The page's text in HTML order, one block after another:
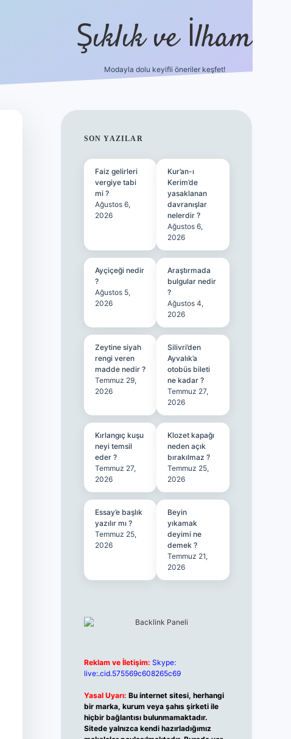
Şıklık ve İlham
Modayla dolu keyifli öneriler keşfet!
SIDEBAR
SON YAZILAR
Faiz gelirleri
vergiye tabi
mi ?
Ağustos 6,
2026
Kur’an-ı
Kerim’de
yasaklanan
davranışlar
nelerdir ?
Ağustos 6,
2026
Ayçiçeği nedir
?
Ağustos 5,
2026
Araştırmada
bulgular nedir
?
Ağustos 4,
2026
Zeytine siyah
rengi veren
madde nedir ?
Temmuz 29,
2026
Silivri’den
Ayvalık’a
otobüs bileti
ne kadar ?
Temmuz 27,
2026
Kırlangıç kuşu
neyi temsil
eder ?
Temmuz 27,
2026
Klozet kapağı
neden açık
bırakılmaz ?
Temmuz 25,
2026
Essay’e başlık
yazılır mı ?
Temmuz 25,
2026
Beyin
yıkamak
deyimi ne
demek ?
Temmuz 21,
2026
Reklam ve İletişim: Skype:
live:.cid.575569c608265c69
Yasal Uyarı: Bu internet sitesi, herhangi
bir marka, kurum veya şahıs şirketi ile
hiçbir bağlantısı bulunmamaktadır.
Sitede yalnızca kendi hazırladığımız
betexper yeni giriş